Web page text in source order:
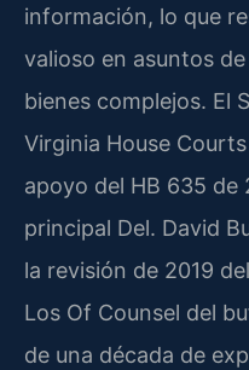
información, lo que
valioso en asuntos
bienes complejos. El
Virginia House
apoyo del HB 635
principal Del. David
la revisión de 2019
Los Of Counsel del
de una década de